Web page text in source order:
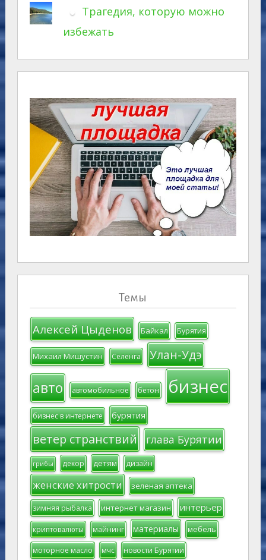
Трагедия, которую можно
избежать
Темы
Алексей Цыденов Байкал Бурятия
Михаил Мишустин Селенга Улан-Удэ
авто автомобильное бетон бизнес
бизнес в интернете бурятия
ветер странствий глава Бурятии
грибы декор детям дизайн
женские хитрости зеленая аптека
зимняя рыбалка интернет магазин интерьер
криптовалюты майнинг материалы мебель
моторное масло мчс новости Бурятии